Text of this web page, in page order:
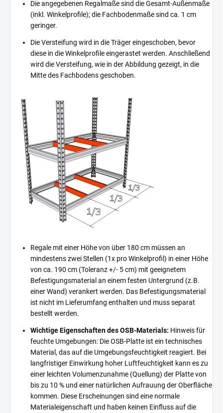
Die angegebenen Regalmaße sind die Gesamt-Außenmaße
(inkl. Winkelprofile); die Fachbodenmaße sind ca. 1 cm
geringer.
Die Versteifung wird in die Träger eingeschoben, bevor
diese in die Winkelprofile eingerastet werden. Anschließend
wird die Versteifung, wie in der Abbildung gezeigt, in die
Mitte des Fachbodens geschoben.
Regale mit einer Höhe von über 180 cm müssen an
mindestens zwei Stellen (1x pro Winkelprofil) in einer Höhe
von ca. 190 cm (Toleranz +/- 5 cm) mit geeignetem
Befestigungsmaterial an einem festen Untergrund (z.B.
einer Wand) verankert werden. Das Befestigungsmaterial
ist nicht im Lieferumfang enthalten und muss separat
bestellt werden.
Wichtige Eigenschaften des OSB-Materials: Hinweis für
feuchte Umgebungen: Die OSB-Platte ist ein technisches
Material, das auf die Umgebungsfeuchtigkeit reagiert. Bei
langfristiger Einwirkung hoher Luftfeuchtigkeit kann es zu
einer leichten Volumenzunahme (Quellung) der Platte von
bis zu 10 % und einer natürlichen Aufrauung der Oberfläche
kommen. Diese Erscheinungen sind eine normale
Materialeigenschaft und haben keinen Einfluss auf die